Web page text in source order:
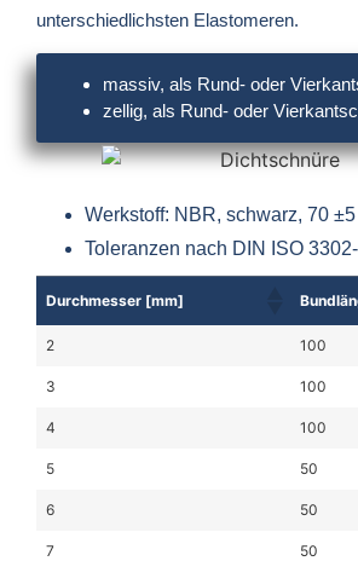
unterschiedlichsten Elastomeren.
massiv, als Rund- oder
zellig, als Rund- oder
Werkstoff: NBR, schwarz, 70
Toleranzen nach DIN ISO
Durchmesser [mm]
2 100
3 100
4 100
5 50
6 50
7 50